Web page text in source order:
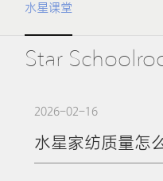
水星课堂
Star
2026-02-16
水星家纺质量怎